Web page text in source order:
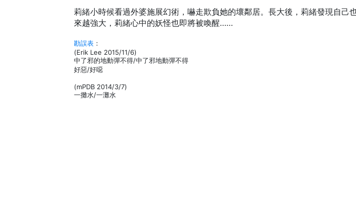
莉緒小時候看過外婆施展幻術，嚇走欺負她的壞鄰居。長大後，莉緒發現自己
來越強大，莉緒心中的妖怪也即將被喚醒……
勘誤表 ：
(Erik Lee 2015/11/6)
中了邪的地動彈不得/中了邪地動彈不得
好惡/好噁
(mPDB 2014/3/7)
一攤水/一灘水